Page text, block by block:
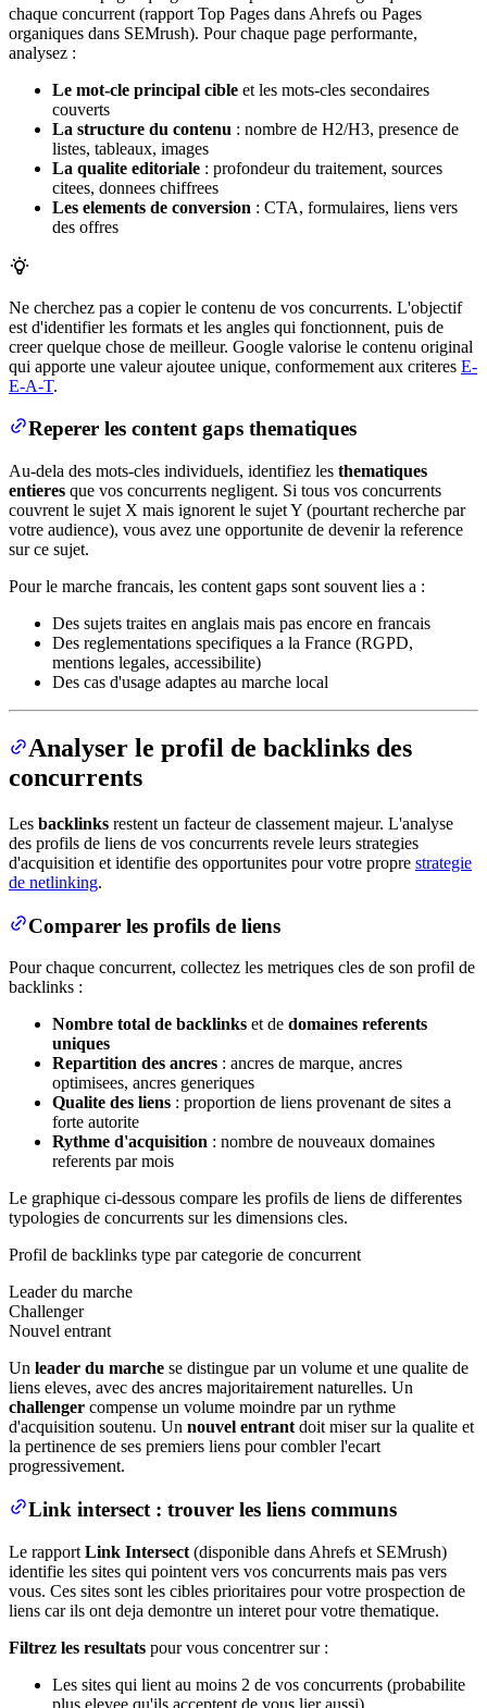
chaque concurrent (rapport Top Pages dans Ahrefs ou Pages
organiques dans SEMrush). Pour chaque page performante,
analysez :
Le mot-cle principal cible et les mots-cles secondaires
couverts
La structure du contenu : nombre de H2/H3, presence de
listes, tableaux, images
La qualite editoriale : profondeur du traitement, sources
citees, donnees chiffrees
Les elements de conversion : CTA, formulaires, liens vers
des offres
Ne cherchez pas a copier le contenu de vos concurrents. L'objectif
est d'identifier les formats et les angles qui fonctionnent, puis de
creer quelque chose de meilleur. Google valorise le contenu original
qui apporte une valeur ajoutee unique, conformement aux criteres E-
E-A-T.
Reperer les content gaps thematiques
Au-dela des mots-cles individuels, identifiez les thematiques
entieres que vos concurrents negligent. Si tous vos concurrents
couvrent le sujet X mais ignorent le sujet Y (pourtant recherche par
votre audience), vous avez une opportunite de devenir la reference
sur ce sujet.
Pour le marche francais, les content gaps sont souvent lies a :
Des sujets traites en anglais mais pas encore en francais
Des reglementations specifiques a la France (RGPD,
mentions legales, accessibilite)
Des cas d'usage adaptes au marche local
Analyser le profil de backlinks des
concurrents
Les backlinks restent un facteur de classement majeur. L'analyse
des profils de liens de vos concurrents revele leurs strategies
d'acquisition et identifie des opportunites pour votre propre strategie
de netlinking.
Comparer les profils de liens
Pour chaque concurrent, collectez les metriques cles de son profil de
backlinks :
Nombre total de backlinks et de domaines referents
uniques
Repartition des ancres : ancres de marque, ancres
optimisees, ancres generiques
Qualite des liens : proportion de liens provenant de sites a
forte autorite
Rythme d'acquisition : nombre de nouveaux domaines
referents par mois
Le graphique ci-dessous compare les profils de liens de differentes
typologies de concurrents sur les dimensions cles.
Profil de backlinks type par categorie de concurrent
Leader du marche
Challenger
Nouvel entrant
Un leader du marche se distingue par un volume et une qualite de
liens eleves, avec des ancres majoritairement naturelles. Un
challenger compense un volume moindre par un rythme
d'acquisition soutenu. Un nouvel entrant doit miser sur la qualite et
la pertinence de ses premiers liens pour combler l'ecart
progressivement.
Link intersect : trouver les liens communs
Le rapport Link Intersect (disponible dans Ahrefs et SEMrush)
identifie les sites qui pointent vers vos concurrents mais pas vers
vous. Ces sites sont les cibles prioritaires pour votre prospection de
liens car ils ont deja demontre un interet pour votre thematique.
Filtrez les resultats pour vous concentrer sur :
Les sites qui lient au moins 2 de vos concurrents (probabilite
plus elevee qu'ils acceptent de vous lier aussi)